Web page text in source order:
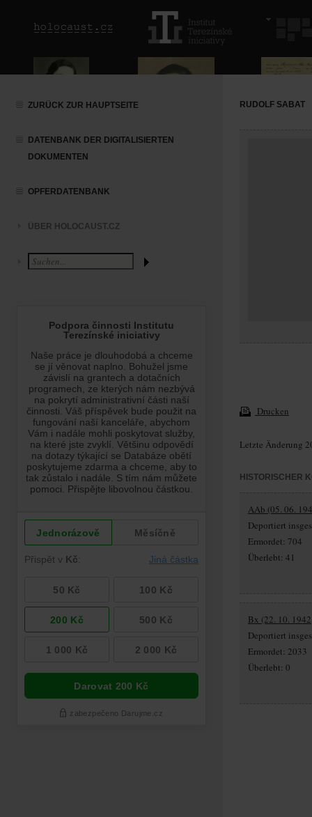
ZURÜCK ZUR HAUPTSEITE
DATENBANK DER DIGITALISIERTEN
DOKUMENTEN
OPFERDATENBANK
ÜBER HOLOCAUST.CZ
RUDOLF SABAT
Drucken
Letzte Änderung
HISTORISCHER
AAb (05. 06.
Deportiert
Ermordet: 704
Überlebt: 41
Bx (22. 10.
Deportiert
Ermordet: 2033
Überlebt: 0